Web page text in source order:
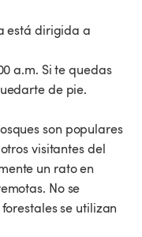
está dirigida a
a.m. Si te quedas
de pie.
son populares
visitantes del
un rato en
No se
se utilizan